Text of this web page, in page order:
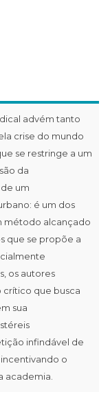
advém tanto
crise do mundo
se restringe a um
da
um
é um dos
método alcançado
que se propõe a
os autores
que busca
sua
infindável de
o
academia.